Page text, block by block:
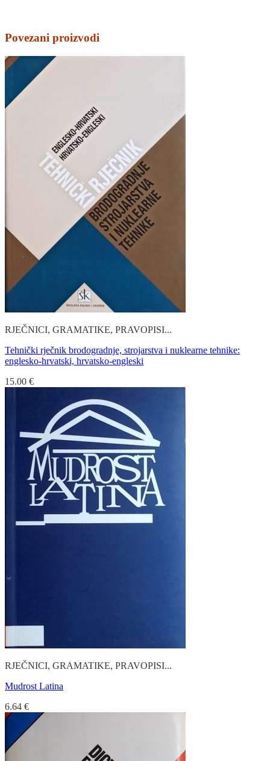
Povezani proizvodi
RJEČNICI, GRAMATIKE, PRAVOPISI...
Tehnički rječnik brodogradnje, strojarstva i nuklearne tehnike:
englesko-hrvatski, hrvatsko-engleski
15.00 €
RJEČNICI, GRAMATIKE, PRAVOPISI...
Mudrost Latina
6.64 €